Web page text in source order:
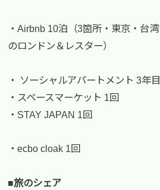
・Airbnb 10泊（3箇所・東京・台
のロンドン＆レスター）
・ ソーシャルアパートメント 3年目
・スペースマーケット 1回
・STAY JAPAN 1回
・ecbo cloak 1回
■旅のシェア